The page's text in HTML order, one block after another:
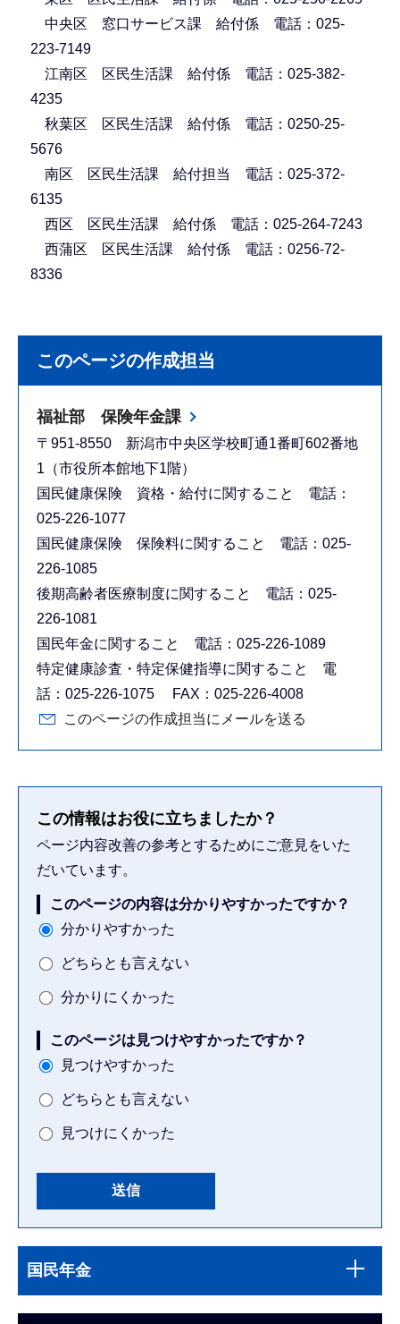
中央区 窓口サービス課 給付係 電話：025-
223-7149
江南区 区民生活課 給付係 電話：025-382-
4235
秋葉区 区民生活課 給付係 電話：0250-25-
5676
南区 区民生活課 給付担当 電話：025-372-
6135
西区 区民生活課 給付係 電話：025-264-7243
西蒲区 区民生活課 給付係 電話：0256-72-
8336
このページの作成担当
福祉部 保険年金課
〒951-8550 新潟市中央区学校町通1番町602番地
1（市役所本館地下1階）
国民健康保険 資格・給付に関すること 電話：
025-226-1077
国民健康保険 保険料に関すること 電話：025-
226-1085
後期高齢者医療制度に関すること 電話：025-
226-1081
国民年金に関すること 電話：025-226-1089
特定健康診査・特定保健指導に関すること 電
話：025-226-1075 FAX：025-226-4008
このページの作成担当にメールを送る
この情報はお役に立ちましたか？
ページ内容改善の参考とするためにご意見をいた
だいています。
このページの内容は分かりやすかったですか？
分かりやすかった
どちらとも言えない
分かりにくかった
このページは見つけやすかったですか？
見つけやすかった
どちらとも言えない
見つけにくかった
文
こ
ブ
国民年金